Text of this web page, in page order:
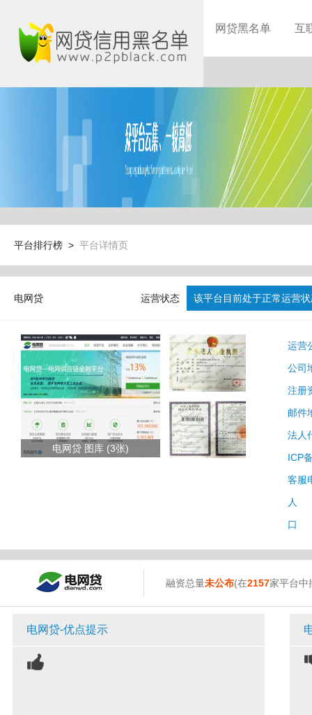
网贷黑名单 互
平台排行榜 > 平台详情页
电网贷 运营状态 该平台目前处于正常运营
电网贷 图库 (3张)
运营
公司
注册
邮件
法人
ICP
客服
人
口
融资总量未公布(在2157家平台中
电网贷-优点提示